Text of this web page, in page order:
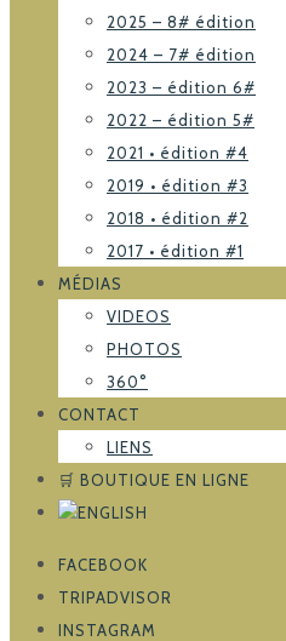
2025 – 8# édition
2024 – 7# édition
2023 – édition 6#
2022 – édition 5#
2021 • édition #4
2019 • édition #3
2018 • édition #2
2017 • édition #1
MÉDIAS
VIDEOS
PHOTOS
360°
CONTACT
LIENS
🛒 BOUTIQUE EN LIGNE
FACEBOOK
TRIPADVISOR
INSTAGRAM